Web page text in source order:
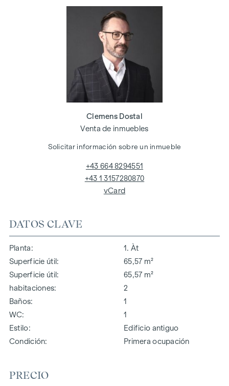
DATOS CLAVE
Planta
1. Àt
Superficie útil
65,57 m²
Superficie útil
65,57 m²
habitaciones
2
Baños
1
WC
1
Estilo
Edificio antiguo
Condición
Primera ocupación
PRECIO
Clemens Dostal
Venta de inmuebles
Solicitar información sobre un inmueble
+43 664 8294551
+43 1 3157280870
vCard